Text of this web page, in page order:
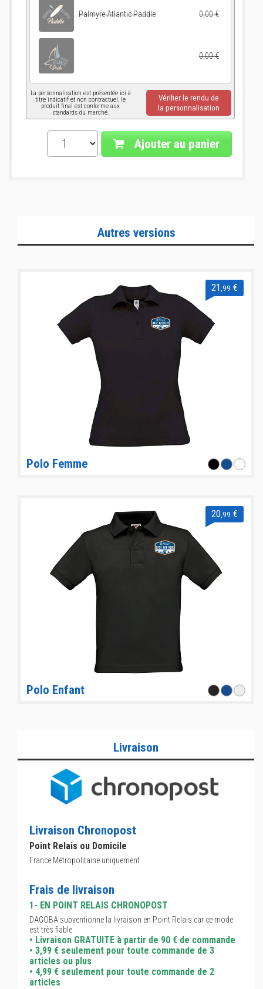
Palmyre Atlantic Paddle 0,00 €
0,00 €
La personnalisation est présentée ici à
titre indicatif et non contractuel, le
produit final est conforme aux
standards du marché.
Vérifier le rendu de
la personnalisation
Ajouter au panier
Autres versions
21 ,99 €
Polo Femme
20 ,99 €
Polo Enfant
Livraison
Livraison Chronopost
Point Relais ou Domicile
France Métropolitaine uniquement
Frais de livraison
1- EN POINT RELAIS CHRONOPOST
DAGOBA subventionne la livraison en Point Relais car ce mode
est très fiable.
• Livraison GRATUITE à partir de 90 € de commande
• 3,99 € seulement pour toute commande de 3
articles ou plus
• 4,99 € seulement pour toute commande de 2
articles